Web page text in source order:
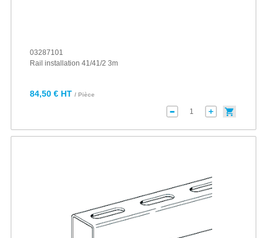
03287101
Rail installation 41/41/2 3m
84,50 € HT / Pièce